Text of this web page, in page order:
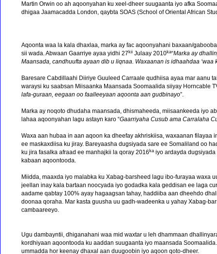
Martin Orwin oo ah aqoonyahan ku xeel-dheer suugaanta iyo afka
dhigaa Jaamacadda London, qaybta SOAS (School of Oriental African
Aqoonta waa la kala dhaxlaa, marka ay fac aqoonyahani baxaan/
sii wada. Abwaan Gaarriye ayaa yidhi 27 kii Julaay 2010ka“Marka ay
Maansada, candhuufta ayaan dib u liqnaa. Waxaanan is idhaahdaa ‘waa
Baresare Cabdillaahi Diiriye Guuleed Carraale qudhiisa ayaa mar aanu
waraysi ku saabsan Miisaanka Maansada Soomaalida siiyay Horncable
lafa-guraan, eegaan oo faalleeyaan aqoonta aan gudbinayo”.
Marka ay noqoto dhudaha maansada, dhismaheeda, miisaankeeda iyo
lahaa aqoonyahan lagu astayn karo “Gaarriyaha Cusub ama Carralaha
Waxa aan hubaa in aan aqoon ka dheefay akhriskiisa, waxaanan filayaa
ee maskaxdiisa ku jiray. Bareyaasha dugsiyada sare ee Somaliland oo
ku jira fasalka afraad ee manhajkii la qoray 2016 ka iyo ardayda
kabaan aqoontooda.
Miidda, maaxda iyo malabka ku Xabag-barsheed lagu ibo-furayaa waxa
jeellan inay kala bartaan noocyada iyo godadka kala geddisan ee laga
aadame qabtay 100% ayay hagaagsan tahay, haddiiba aan dheehdo
doonaa qoraha. Mar kasta guusha uu gadh-wadeenka u yahay Xabag-
cambaareeyo.
Ugu dambayntii, dhiganahani waa mid waxtar u leh dhammaan
kordhiyaan aqoontooda ku aaddan suugaanta iyo maansada
ummadda hor keenay dhaxal aan duugoobin iyo aqoon qoto-dheer.